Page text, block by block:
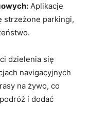
Aplikacje
‌strzeżone parkingi,
dzielenia się
​navigacyjnych
na żywo, co
i dodać